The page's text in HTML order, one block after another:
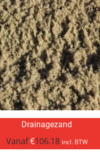
Drainagezand
Vanaf€106.18 incl. BTW